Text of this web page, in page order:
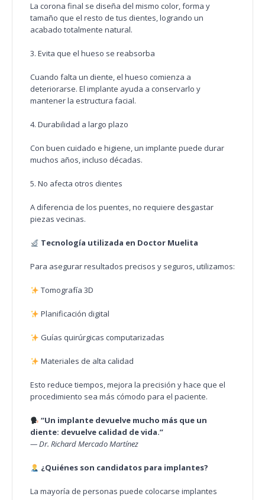
La corona final se diseña del mismo color, forma y
tamaño que el resto de tus dientes, logrando un
acabado totalmente natural.
3. Evita que el hueso se reabsorba
Cuando falta un diente, el hueso comienza a
deteriorarse. El implante ayuda a conservarlo y
mantener la estructura facial.
4. Durabilidad a largo plazo
Con buen cuidado e higiene, un implante puede durar
muchos años, incluso décadas.
5. No afecta otros dientes
A diferencia de los puentes, no requiere desgastar
piezas vecinas.
Tecnología utilizada en Doctor Muelita
Para asegurar resultados precisos y seguros, utilizamos:
Tomografía 3D
Planificación digital
Guías quirúrgicas computarizadas
Materiales de alta calidad
Esto reduce tiempos, mejora la precisión y hace que el
procedimiento sea más cómodo para el paciente.
“Un implante devuelve mucho más que un
diente: devuelve calidad de vida.”
— Dr. Richard Mercado Martínez
¿Quiénes son candidatos para implantes?
La mayoría de personas puede colocarse implantes